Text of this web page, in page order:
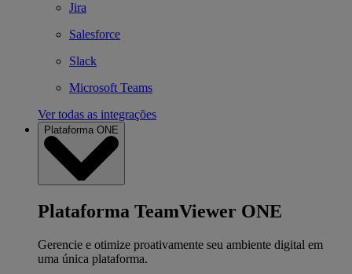
Jira
Salesforce
Slack
Microsoft Teams
Ver todas as integrações
Plataforma ONE
Plataforma TeamViewer ONE
Gerencie e otimize proativamente seu ambiente digital em
uma única plataforma.